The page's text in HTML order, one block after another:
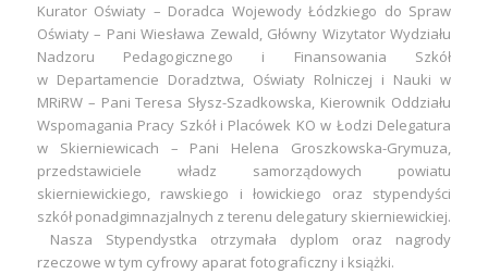
Kurator Oświaty – Doradca Wojewody Łódzkiego do Spraw
Oświaty – Pani Wiesława Zewald, Główny Wizytator Wydziału
Nadzoru Pedagogicznego i Finansowania Szkół
w Departamencie Doradztwa, Oświaty Rolniczej i Nauki w
MRiRW – Pani Teresa Słysz-Szadkowska, Kierownik Oddziału
Wspomagania Pracy Szkół i Placówek KO w Łodzi Delegatura
w Skierniewicach – Pani Helena Groszkowska-Grymuza,
przedstawiciele władz samorządowych powiatu
skierniewickiego, rawskiego i łowickiego oraz stypendyści
szkół ponadgimnazjalnych z terenu delegatury skierniewickiej.
Nasza Stypendystka otrzymała dyplom oraz nagrody
rzeczowe w tym cyfrowy aparat fotograficzny i książki.